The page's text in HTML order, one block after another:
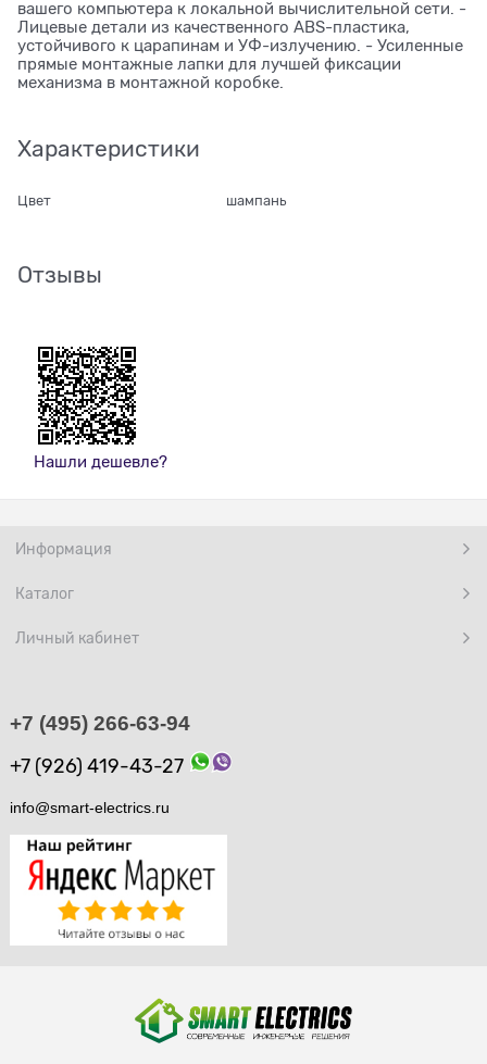
вашего компьютера к локальной вычислительной сети. -
Лицевые детали из качественного ABS-пластика,
устойчивого к царапинам и УФ-излучению. - Усиленные
прямые монтажные лапки для лучшей фиксации
механизма в монтажной коробке.
Характеристики
Цвет шампань
Отзывы
Нашли дешевле?
Информация
Каталог
Личный кабинет
+7 (495) 266-63-94
+7 (926) 419-43-27
info@smart-electrics.ru